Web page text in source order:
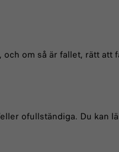
om så är fallet, rätt
ofullständiga. Du kan